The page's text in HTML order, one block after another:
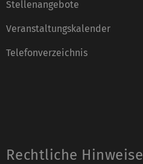
Stellenangebote
Veranstaltungskalender
Telefonverzeichnis
Rechtliche Hinweise